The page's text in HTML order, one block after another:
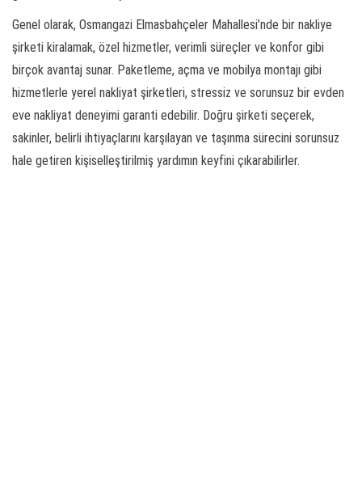
Genel olarak, Osmangazi Elmasbahçeler Mahallesi’nde bir nakliye
şirketi kiralamak, özel hizmetler, verimli süreçler ve konfor gibi
birçok avantaj sunar. Paketleme, açma ve mobilya montajı gibi
hizmetlerle yerel nakliyat şirketleri, stressiz ve sorunsuz bir evden
eve nakliyat deneyimi garanti edebilir. Doğru şirketi seçerek,
sakinler, belirli ihtiyaçlarını karşılayan ve taşınma sürecini sorunsuz
hale getiren kişiselleştirilmiş yardımın keyfini çıkarabilirler.